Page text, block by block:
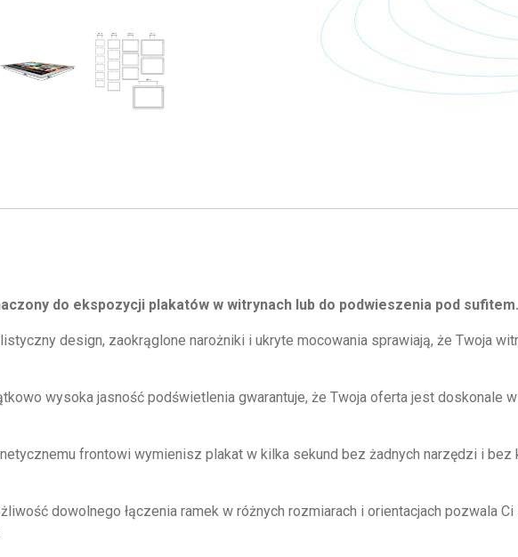
do ekspozycji plakatów w witrynach lub do podwieszenia pod sufitem.
design, zaokrąglone narożniki i ukryte mocowania sprawiają, że Twoja
wysoka jasność podświetlenia gwarantuje, że Twoja oferta jest doskonale
frontowi wymienisz plakat w kilka sekund bez żadnych narzędzi i bez
dowolnego łączenia ramek w różnych rozmiarach i orientacjach pozwala